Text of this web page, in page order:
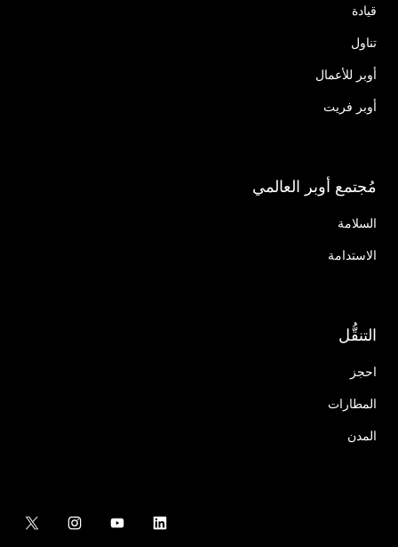
قيادة
تناول
أوبر للأعمال
أوبر فريت
مُجتمع أوبر العالمي
السلامة
الاستدامة
التنقُّل
احجز
المطارات
المدن